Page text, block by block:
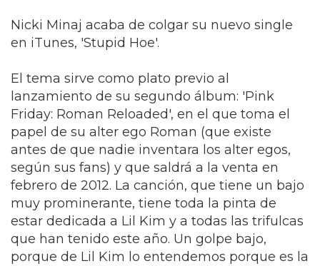
Nicki Minaj acaba de colgar su nuevo single
en iTunes, 'Stupid Hoe'.
El tema sirve como plato previo al
lanzamiento de su segundo álbum: 'Pink
Friday: Roman Reloaded', en el que toma el
papel de su alter ego Roman (que existe
antes de que nadie inventara los alter egos,
según sus fans) y que saldrá a la venta en
febrero de 2012. La canción, que tiene un bajo
muy prominerante, tiene toda la pinta de
estar dedicada a Lil Kim y a todas las trifulcas
que han tenido este año. Un golpe bajo,
porque de Lil Kim lo entendemos porque es la